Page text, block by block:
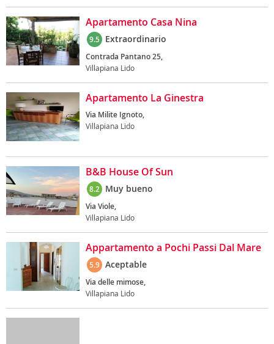
Apartamento Casa Nina
9.5 Extraordinario
Contrada Pantano 25,
Villapiana Lido
Apartamento La Ginestra
Via Milite Ignoto,
Villapiana Lido
B&B House Of Sun
8.2 Muy bueno
Via Viole,
Villapiana Lido
Appartamento a Pochi Passi Dal Mare
5.9 Aceptable
Via delle mimose,
Villapiana Lido